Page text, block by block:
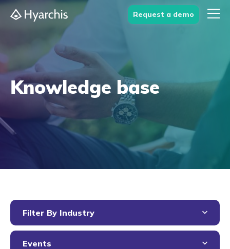
Request a demo
Knowledge base
Filter By Industry
Events